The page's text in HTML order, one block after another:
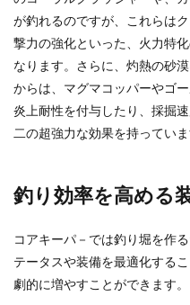
が釣れるのですが、これらは
撃力の強化といった、火力特
なります。さらに、灼熱の砂
からは、マグマコッパーやゴ
炎上耐性を付与したり、採掘
二の超強力な効果を持っていま
釣り効率を高める
コアキーパ－では釣り堀を作
テータスや装備を最適化する
劇的に増やすことができます。